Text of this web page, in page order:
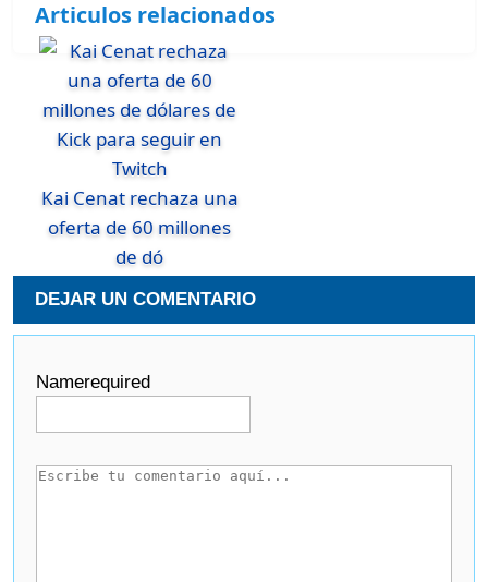
Articulos relacionados
Kai Cenat rechaza una
oferta de 60 millones
de dó
DEJAR UN COMENTARIO
Namerequired